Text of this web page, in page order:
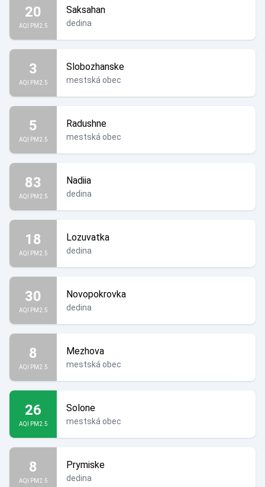
20
AQI PM2.5
Saksahan
dedina
3
AQI PM2.5
Slobozhanske
mestská obec
5
AQI PM2.5
Radushne
mestská obec
83
AQI PM2.5
Nadiia
dedina
18
AQI PM2.5
Lozuvatka
dedina
30
AQI PM2.5
Novopokrovka
dedina
8
AQI PM2.5
Mezhova
mestská obec
26
AQI PM2.5
Solone
mestská obec
8
AQI PM2.5
Prymiske
dedina